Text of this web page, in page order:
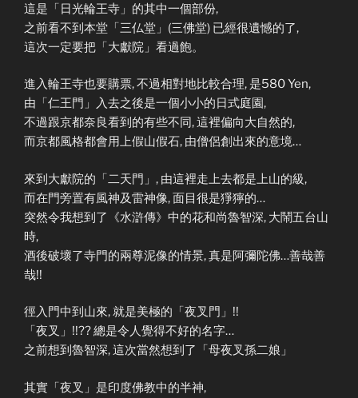
這是「日光輪王寺」的其中一個部份,
之前看不到本堂「三仏堂」(三佛堂) 已經很遺憾的了,
這次一定要把「大獻院」看過飽。
進入輪王寺也要購票, 不過相對地比較合理, 是580 Yen,
由「仁王門」入去之後是一個小小的日式庭園,
不過跟京都奈良看到的有些不同, 這裡偏向大自然的,
而京都風格都會用上假山假石, 由僧侶創出來的意境…
來到大獻院的「二天門」, 由這裡走上去都是上山的級,
而在門旁置有風神及雷神像, 面目很是猙獰的…
突然令我想到了《水滸傳》中的花和尚魯智深, 大鬧五台山
時,
酒後破壞了寺門的兩尊泥像的情景, 真是阿彌陀佛…善哉善
哉!!
徑入門中到山來, 就是美極的「夜叉門」!!
「夜叉」!!?? 總是令人覺得不好的名字…
之前想到魯智深, 這次當然想到了「母夜叉孫二娘」
其實「夜叉」是印度佛教中的半神,